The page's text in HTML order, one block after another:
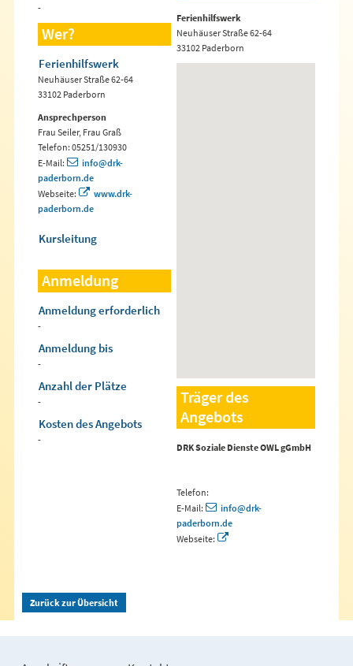
-
Wer?
Ferienhilfswerk
Neuhäuser Straße 62-64
33102 Paderborn
Ansprechperson
Frau Seiler, Frau Graß
Telefon: 05251/130930
E-Mail:
info@drk-
paderborn.de
Webseite:
www.drk-
paderborn.de
Kursleitung
Anmeldung
Anmeldung erforderlich
-
Anmeldung bis
-
Anzahl der Plätze
-
Kosten des Angebots
-
Ferienhilfswerk
Neuhäuser Straße 62-64
33102 Paderborn
Träger des
Angebots
DRK Soziale Dienste OWL gGmbH
Telefon:
E-Mail:
info@drk-
paderborn.de
Webseite:
Zurück zur Übersicht